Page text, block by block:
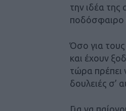
την ιδέα της
ποδόσφαιρο
Όσο για
και έχουν
τώρα πρέπει
δουλειές σ’
Για να